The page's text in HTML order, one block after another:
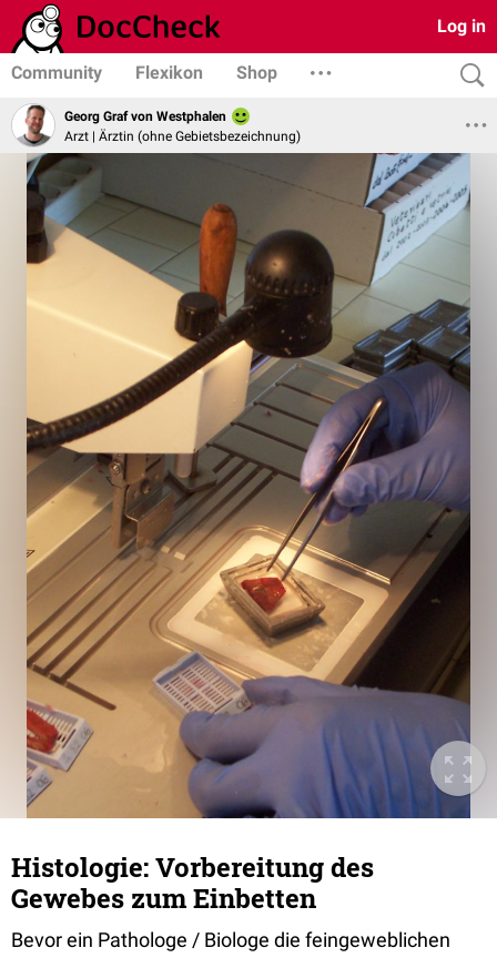
Log in
Community Flexikon Shop
Georg Graf von Westphalen
Arzt | Ärztin (ohne Gebietsbezeichnung)
Histologie: Vorbereitung des
Gewebes zum Einbetten
Bevor ein Pathologe / Biologe die feingeweblichen